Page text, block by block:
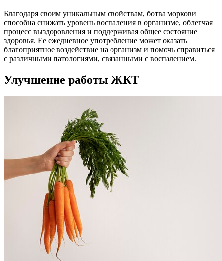
Благодаря своим уникальным свойствам, ботва моркови
способна снижать уровень воспаления в организме, облегчая
процесс выздоровления и поддерживая общее состояние
здоровья. Ее ежедневное употребление может оказать
благоприятное воздействие на организм и помочь справиться
с различными патологиями, связанными с воспалением.
Улучшение работы ЖКТ